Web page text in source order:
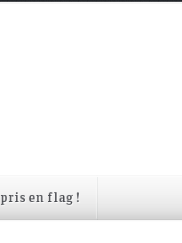
pris en flag !